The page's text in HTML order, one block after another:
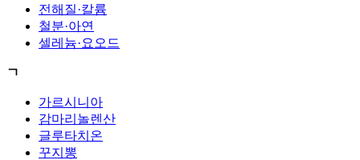
전해질·칼륨
철분·아연
셀레늄·요오드
ㄱ
가르시니아
감마리놀렌산
글루타치온
꾸지뽕